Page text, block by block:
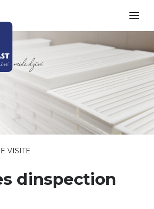
VISITE
dinspection